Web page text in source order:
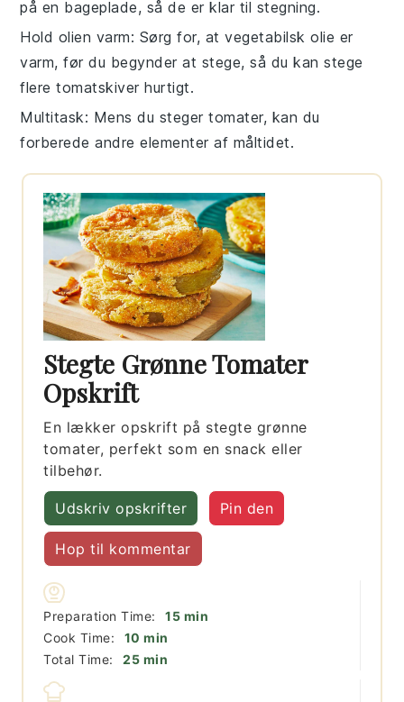
på en bageplade, så de er klar til stegning.
Hold olien varm: Sørg for, atvegetabilsk olie er
varm, før du begynder at stege, så du kan stege
fleretomatskiver hurtigt.
Multitask: Mens du stegertomater, kan du
forberede andre elementer af måltidet.
Stegte Grønne Tomater
Opskrift
En lækker opskrift på stegte grønne
tomater, perfekt som en snack eller
tilbehør.
Udskriv opskrifter Pin den
Hop til kommentar
Preparation Time: 15minutter
min
Cook Time:
10 minutter
min
Total Time:
25minutter
min